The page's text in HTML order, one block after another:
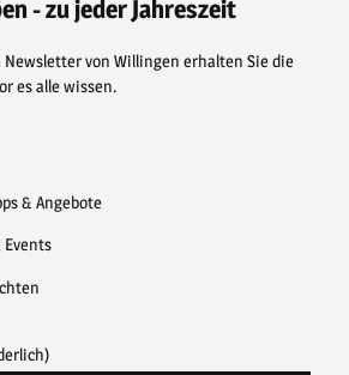
- zu jeder Jahreszeit
von Willingen erhalten Sie die
es alle wissen.
& Angebote